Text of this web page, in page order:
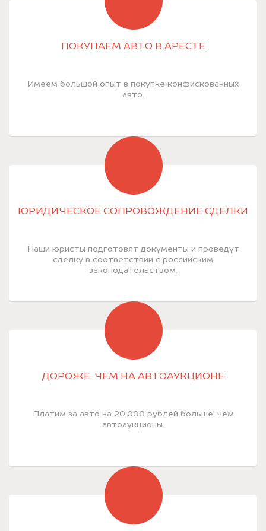
ПОКУПАЕМ АВТО В АРЕСТЕ
Имеем большой опыт в покупке конфискованных
авто.
ЮРИДИЧЕСКОЕ СОПРОВОЖДЕНИЕ СДЕЛКИ
Наши юристы подготовят документы и проведут
сделку в соответствии с российским
законодательством.
ДОРОЖЕ, ЧЕМ НА АВТОАУКЦИОНЕ
Платим за авто на 20.000 рублей больше, чем
автоаукционы.